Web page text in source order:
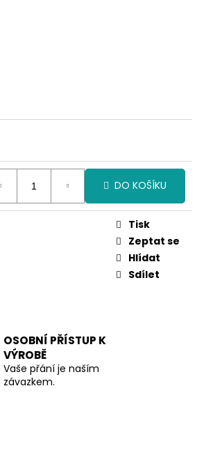
DO KOŠÍKU
Tisk
Zeptat se
Hlídat
Sdílet
OSOBNÍ PŘÍSTUP K
VÝROBĚ
Vaše přání je naším
závazkem.